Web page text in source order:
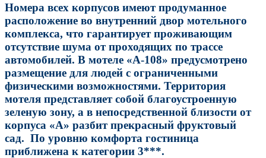
Номера всех корпусов имеют продуманное
расположение во внутренний двор мотельного
комплекса, что гарантирует проживающим
отсутствие шума от проходящих по трассе
автомобилей. В мотеле «А-108» предусмотрено
размещение для людей с ограниченными
физическими возможностями. Территория
мотеля представляет собой благоустроенную
зеленую зону, а в непосредственной близости от
корпуса «А» разбит прекрасный фруктовый
сад. По уровню комфорта гостиница
приближена к категории 3***.